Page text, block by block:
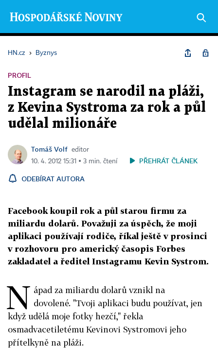
HN.cz › Byznys
PROFIL
Instagram se narodil na pláži,
z Kevina Systroma za rok a půl
udělal milionáře
Tomáš Volf editor
10. 4. 2012 15:31 ▪ 3 min. čtení
PŘEHRÁT ČLÁNEK
ODEBÍRAT AUTORA
Facebook koupil rok a půl starou firmu za
miliardu dolarů. Považuji za úspěch, že moji
aplikaci používají rodiče, říkal ještě v prosinci
v rozhovoru pro americký časopis Forbes
zakladatel a ředitel Instagramu Kevin Systrom.
N ápad za miliardu dolarů vznikl na
dovolené. "Tvoji aplikaci budu používat, jen
když udělá moje fotky hezčí," řekla
osmadvacetiletému Kevinovi Systromovi jeho
přítelkyně na pláži.